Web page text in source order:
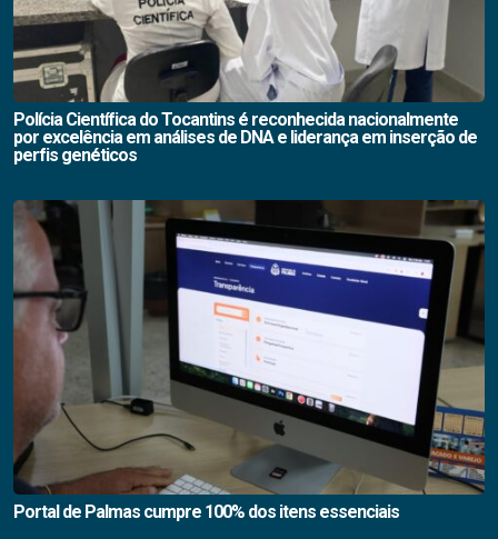
Polícia Científica do Tocantins é reconhecida nacionalmente
por excelência em análises de DNA e liderança em inserção de
perfis genéticos
Portal de Palmas cumpre 100% dos itens essenciais